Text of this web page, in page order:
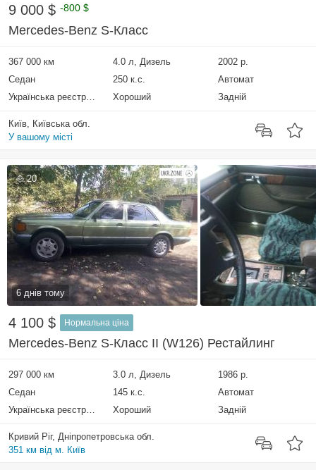
9 000 $ -800 $
Mercedes-Benz S-Класс
367 000 км 4.0 л, Дизель
2002 р.
Седан
250 к.с.
Автомат
Українська реєстрація
Хороший Задній
Київ, Київська обл.
У вашому місті
20
6 днів тому
4 100 $ Нормальна ціна
Mercedes-Benz S-Класс II (W126) Рестайлинг
297 000 км 3.0 л, Дизель
1986 р.
Седан
145 к.с.
Автомат
Українська реєстрація
Хороший Задній
Кривий Ріг, Дніпропетровська обл.
351 км від м. Київ